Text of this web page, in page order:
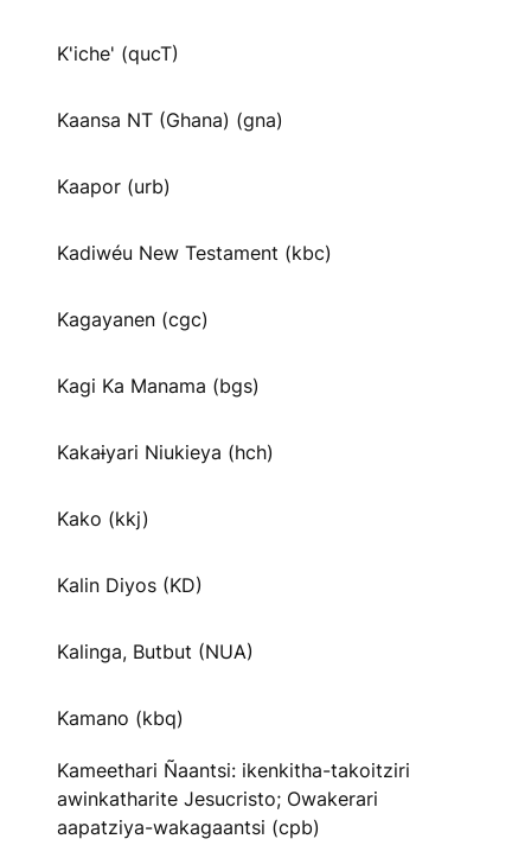
K'iche' (qucT)
Kaansa NT (Ghana) (gna)
Kaapor (urb)
Kadiwéu New Testament (kbc)
Kagayanen (cgc)
Kagi Ka Manama (bgs)
Kakaɨyari Niukieya (hch)
Kako (kkj)
Kalin Diyos (KD)
Kalinga, Butbut (NUA)
Kamano (kbq)
Kameethari Ñaantsi: ikenkitha-takoitziri
awinkatharite Jesucristo; Owakerari
aapatziya-wakagaantsi (cpb)